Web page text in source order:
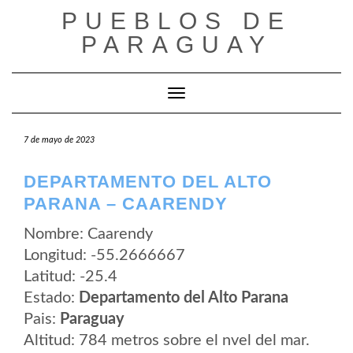
PUEBLOS DE
PARAGUAY
Cambiar modo de navegación
7 de mayo de 2023
DEPARTAMENTO DEL ALTO
PARANA – CAARENDY
Nombre: Caarendy
Longitud: -55.2666667
Latitud: -25.4
Estado: Departamento del Alto Parana
Pais: Paraguay
Altitud: 784 metros sobre el nvel del mar.